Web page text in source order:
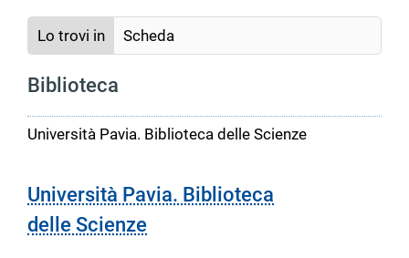
Lo trovi in Scheda
Biblioteca
Università Pavia. Biblioteca delle Scienze
Università Pavia. Biblioteca
delle Scienze